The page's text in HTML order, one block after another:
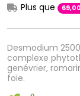
Desmodium
complexe
genévrier,
foie.
Plus que
69,00